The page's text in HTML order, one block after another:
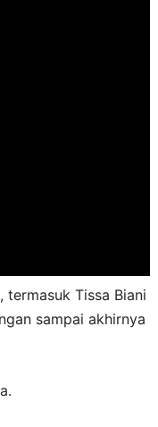
Tissa Biani
sampai akhirnya